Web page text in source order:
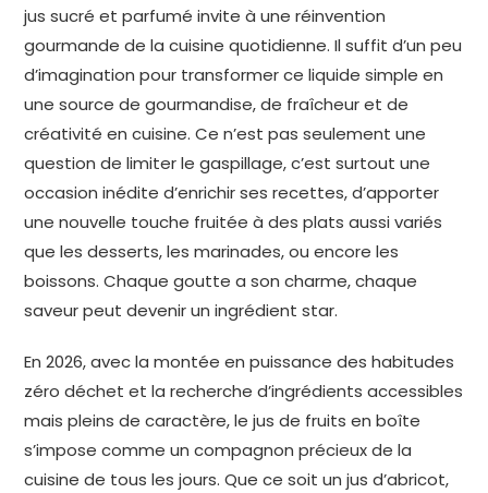
jus sucré et parfumé invite à une réinvention
gourmande de la cuisine quotidienne. Il suffit d’un peu
d’imagination pour transformer ce liquide simple en
une source de gourmandise, de fraîcheur et de
créativité en cuisine. Ce n’est pas seulement une
question de limiter le gaspillage, c’est surtout une
occasion inédite d’enrichir ses recettes, d’apporter
une nouvelle touche fruitée à des plats aussi variés
que les desserts, les marinades, ou encore les
boissons. Chaque goutte a son charme, chaque
saveur peut devenir un ingrédient star.
En 2026, avec la montée en puissance des habitudes
zéro déchet et la recherche d’ingrédients accessibles
mais pleins de caractère, le jus de fruits en boîte
s’impose comme un compagnon précieux de la
cuisine de tous les jours. Que ce soit un jus d’abricot,